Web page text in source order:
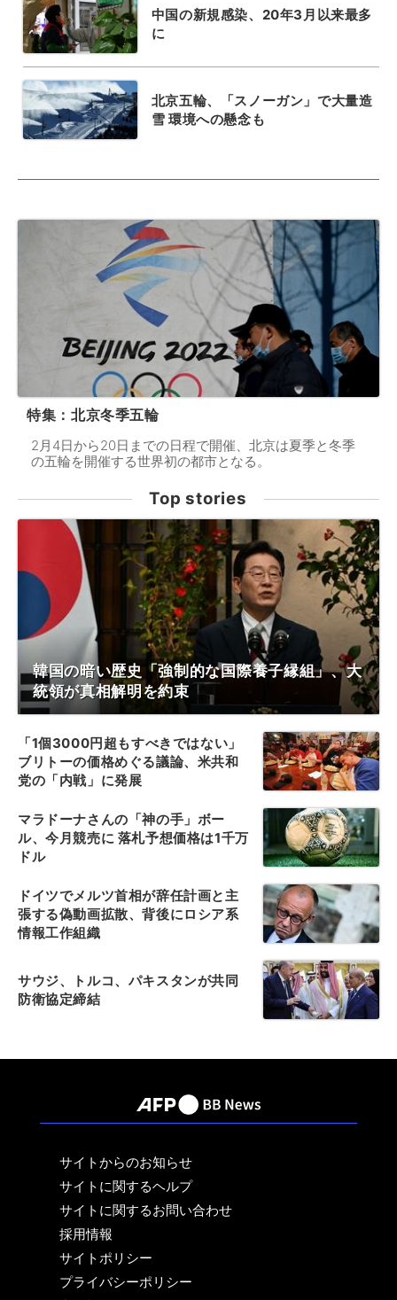
中国の新規感染、20年3月以来最多
に
北京五輪、「スノーガン」で大量造
雪 環境への懸念も
特集：北京冬季五輪
2月4日から20日までの日程で開催、北京は夏季と冬季
の五輪を開催する世界初の都市となる。
Top stories
韓国の暗い歴史「強制的な国際養子縁組」、大
統領が真相解明を約束
「1個3000円超もすべきではない」
ブリトーの価格めぐる議論、米共和
党の「内戦」に発展
マラドーナさんの「神の手」ボー
ル、今月競売に 落札予想価格は1千万
ドル
ドイツでメルツ首相が辞任計画と主
張する偽動画拡散、背後にロシア系
情報工作組織
サウジ、トルコ、パキスタンが共同
防衛協定締結
サイトからのお知らせ
サイトに関するヘルプ
サイトに関するお問い合わせ
採用情報
サイトポリシー
プライバシーポリシー